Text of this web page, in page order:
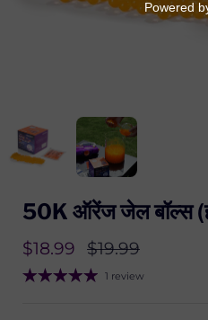
50K ऑरेंज जेल बॉल्स
$18.99 $19.99
1 review